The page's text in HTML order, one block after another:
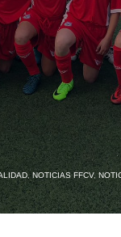
,NOTICIAS FFCV,